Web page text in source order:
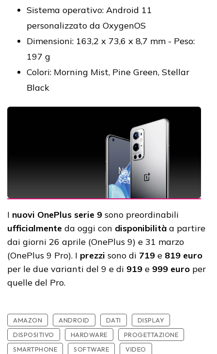
Sistema operativo: Android 11
personalizzato da OxygenOS
Dimensioni: 163,2 x 73,6 x 8,7 mm - Peso:
197 g
Colori: Morning Mist, Pine Green, Stellar
Black
I nuovi OnePlus serie 9 sono preordinabili
ufficialmente da oggi con disponibilità a partire
dai giorni 26 aprile (OnePlus 9) e 31 marzo
(OnePlus 9 Pro). I prezzi sono di 719 e 819 euro
per le due varianti del 9 e di 919 e 999 euro per
quelle del Pro.
AMAZON ANDROID DATI
DISPLAY
DISPOSITIVO
HARDWARE
PROGETTAZIONE
SMARTPHONE
SOFTWARE VIDEO